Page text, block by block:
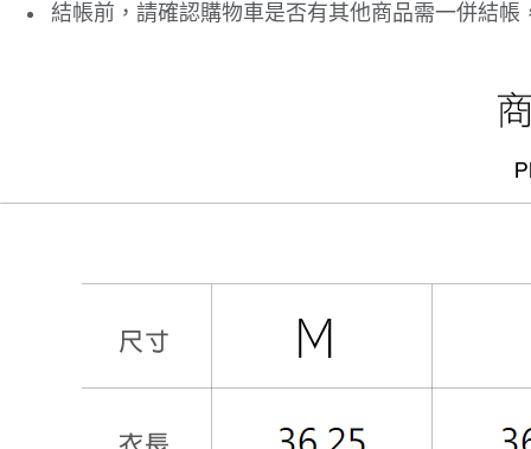
結帳前，請確認購物車是否有其他商品需一併結